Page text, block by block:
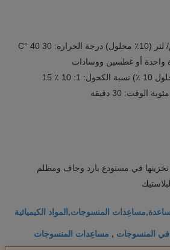
واحدة أو غطسين ووسادات
المنسوجات,المواد الكيميائية
في المنسوجات , مساعِدات المنسوجات